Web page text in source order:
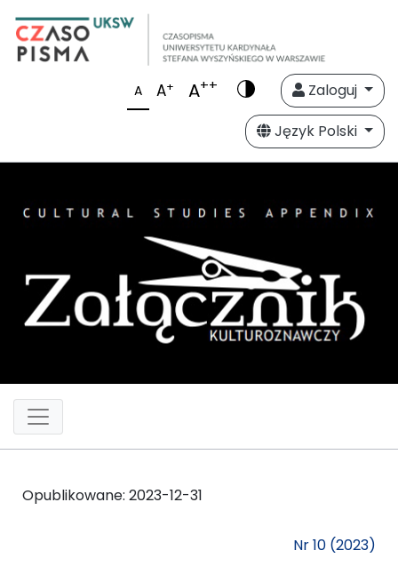
A A+ A++
Zaloguj
Język Polski
Opublikowane: 2023-12-31
Nr 10 (2023)